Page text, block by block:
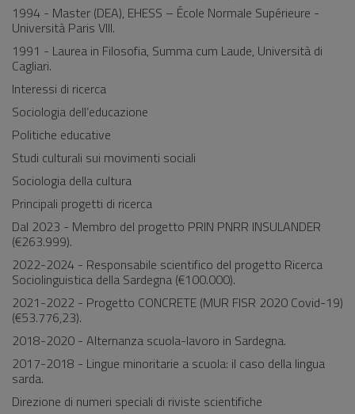
1994 - Master (DEA), EHESS – École Normale Supérieure -
Università Paris VIII.
1991 - Laurea in Filosofia, Summa cum Laude, Università di
Cagliari.
Interessi di ricerca
Sociologia dell’educazione
Politiche educative
Studi culturali sui movimenti sociali
Sociologia della cultura
Principali progetti di ricerca
Dal 2023 - Membro del progetto PRIN PNRR INSULANDER
(€263.999).
2022-2024 - Responsabile scientifico del progetto Ricerca
Sociolinguistica della Sardegna (€100.000).
2021-2022 - Progetto CONCRETE (MUR FISR 2020 Covid-19)
(€53.776,23).
2018-2020 - Alternanza scuola-lavoro in Sardegna.
2017-2018 - Lingue minoritarie a scuola: il caso della lingua
sarda.
Direzione di numeri speciali di riviste scientifiche